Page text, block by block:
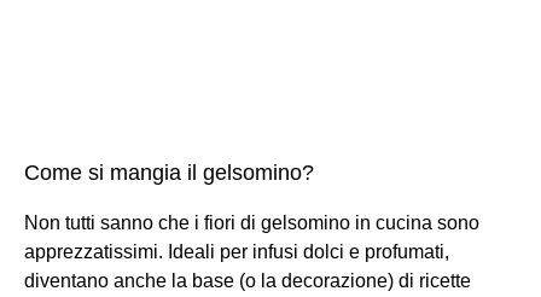
Come si mangia il gelsomino?
Non tutti sanno che i fiori di gelsomino in cucina sono
apprezzatissimi. Ideali per infusi dolci e profumati,
diventano anche la base (o la decorazione) di ricette